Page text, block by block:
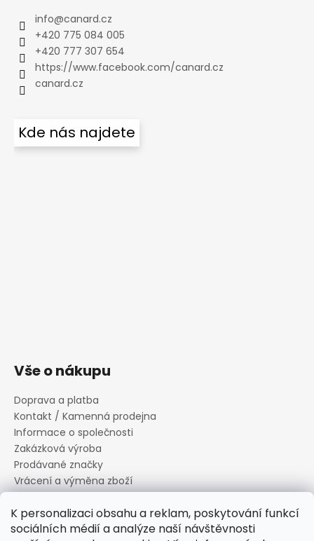
K personalizaci obsahu a reklam, poskytování funkcí
sociálních médií a analýze naší návštěvnosti
info@canard.cz
+420 775 084 005
+420 777 307 654
https://www.facebook.com/canard.cz
canard.cz
Kde nás najdete
Vše o nákupu
Doprava a platba
Kontakt / Kamenná prodejna
Informace o společnosti
Zakázková výroba
Prodávané značky
Vrácení a výměna zboží
Informace o souborech cookies
Reklamační řád